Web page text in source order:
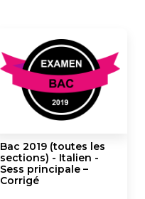
Bac 2019 (toutes les
sections) - Italien -
Sess principale –
Corrigé